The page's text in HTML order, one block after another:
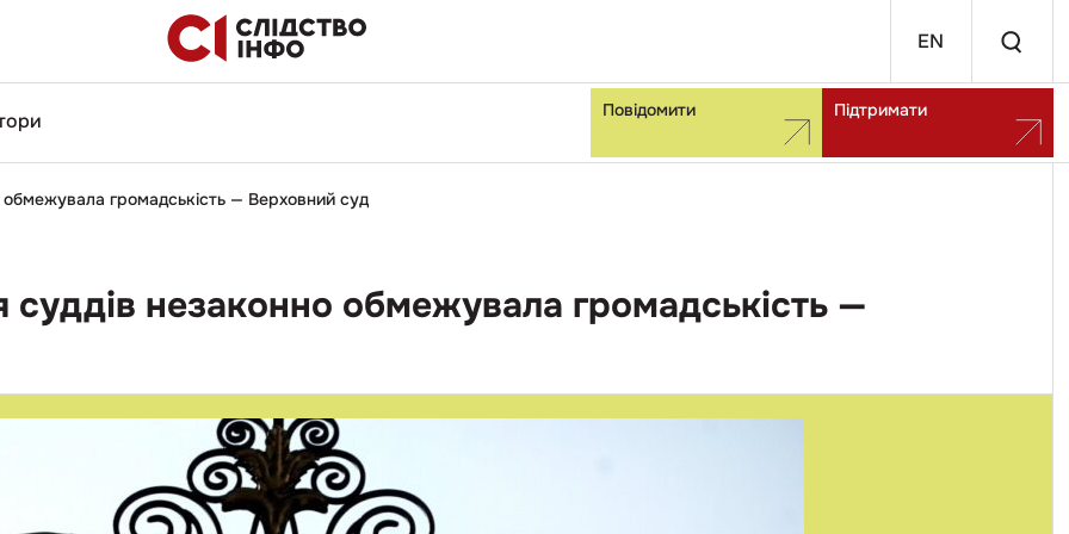
EN
Повідомити Підтримати
обмежувала громадськість — Верховний суд
суддів незаконно обмежувала громадськість —